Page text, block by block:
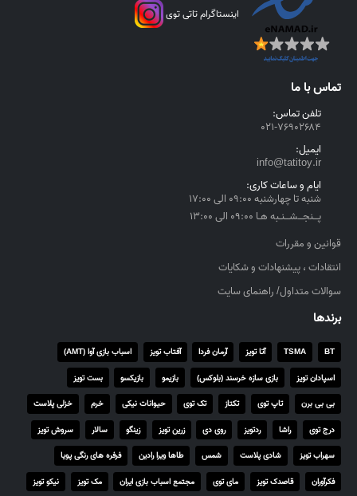
اینستاگرام تاتی توی
تماس با ما
تلفن تماس:
۰۲۱-۷۶۹۰۲۶۸۴
ایمیل:
info@tatitoy.ir
ایام و ساعات کاری:
شنبه تا چهارشنبه ۰۹:۰۰ الی ۱۷:۰۰
پــنجــشــنـبه هـا ۰۹:۰۰ الی ۱۳:۰۰
قوانین و مقررات
انتقادات ، پیشنهادات و شکایات
سوالات متداول/ راهنمای سایت
برندها
BT
TSMA آتا تویز آرمان فردا آفتاب تویز اسباب بازی آوا (AMT)
اسپادان تویز بازی سازه خرسند (بلوکس) بازیمو بازیکسو بست تویز
بی بی برن تاپ توی تکتاز تک توی حیوانات نیکی خرم خزلی پلاست
درج توی راشا ردتویز روی دی زرین تویز زینگو سالار سروش تویز
سهراب تویز شادی پلاست شمس طاها ویرا رادین فرفره های رنگی پویا
فکرآوران قاصدک تویز مای توی مجتمع اسباب بازی ایران مک تویز نیکو تویز